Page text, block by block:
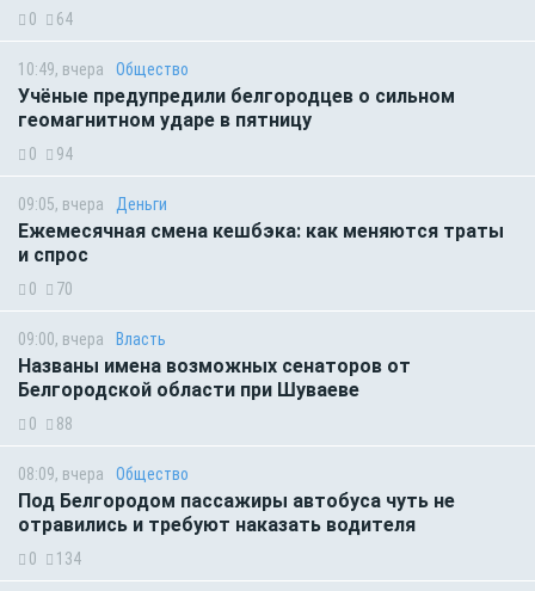
0 64
10:49, вчера Общество
Учёные предупредили белгородцев о сильном
геомагнитном ударе в пятницу
0 94
09:05, вчера Деньги
Ежемесячная смена кешбэка: как меняются траты
и спрос
0 70
09:00, вчера Власть
Названы имена возможных сенаторов от
Белгородской области при Шуваеве
0 88
08:09, вчера Общество
Под Белгородом пассажиры автобуса чуть не
отравились и требуют наказать водителя
0 134